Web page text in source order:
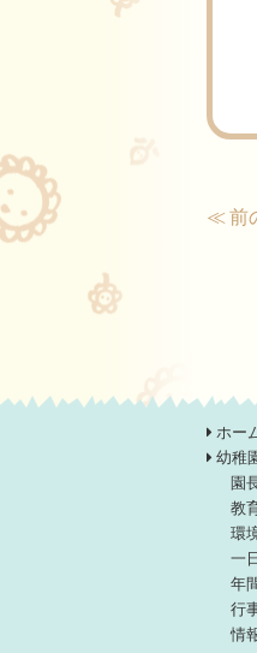
≪ 前
ホー
幼稚
園
教
環
一
年
行
情